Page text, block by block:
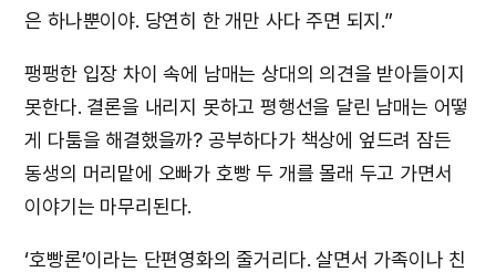
은 하나뿐이야. 당연히 한 개만 사다 주면 되지.”
팽팽한 입장 차이 속에 남매는 상대의 의견을 받아들이지
못한다. 결론을 내리지 못하고 평행선을 달린 남매는 어떻
게 다툼을 해결했을까? 공부하다가 책상에 엎드려 잠든
동생의 머리맡에 오빠가 호빵 두 개를 몰래 두고 가면서
이야기는 마무리된다.
‘호빵론’이라는 단편영화의 줄거리다. 살면서 가족이나 친